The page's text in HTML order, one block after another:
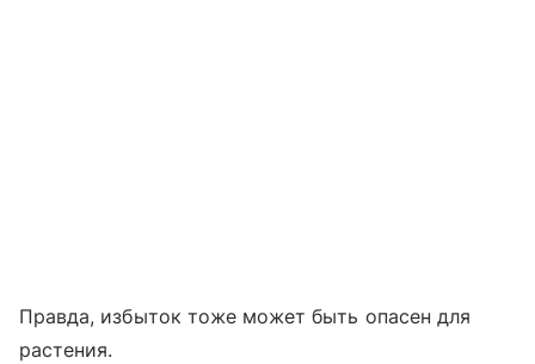
Правда, избыток тоже может быть опасен для
растения.